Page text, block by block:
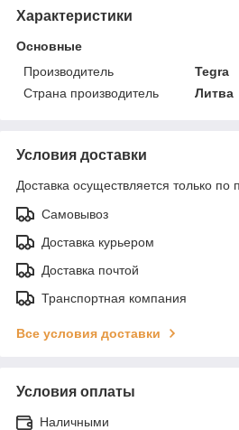
Характеристики
Основные
Производитель
Tegra
Страна производитель
Литва
Условия доставки
Доставка осуществляется только по
Самовывоз
Доставка курьером
Доставка почтой
Транспортная компания
Все условия доставки
Условия оплаты
Наличными